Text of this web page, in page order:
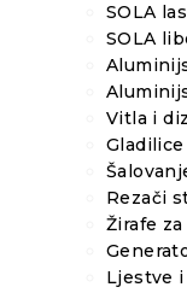
SOLA
SOLA
Vitla i
Rezači
Žirafe
Ljestve